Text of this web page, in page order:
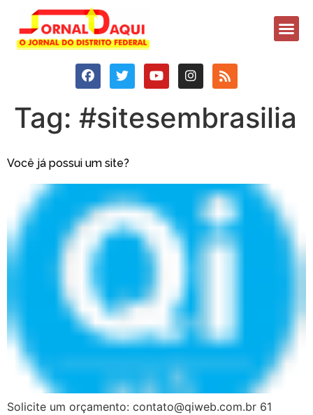
Tag: #sitesembrasilia
Você já possui um site?
Solicite um orçamento: contato@qiweb.com.br 61